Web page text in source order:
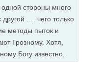
стороны много
другой …. чего только
методы пыток и
Грозному. Хотя,
Богу известно.